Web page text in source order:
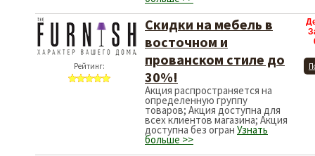
Рейтинг:
Cкидки на мебель в
восточном и
прованском стиле до
30%!
Акция распространяется на
определенную группу
товаров; Акция доступна для
всех клиентов магазина; Акция
доступна без огран Узнать
больше >>